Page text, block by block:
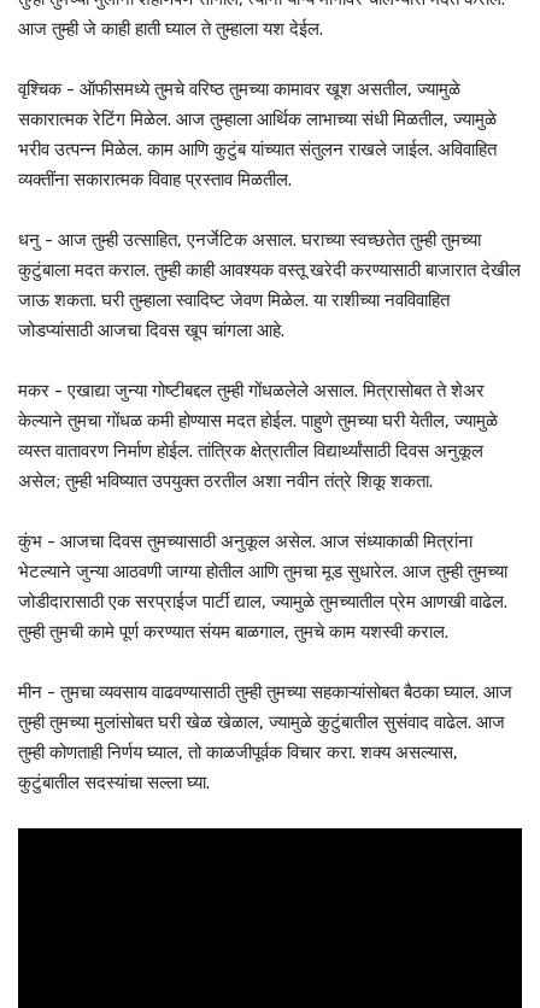
आज तुम्ही जे काही हाती घ्याल ते तुम्हाला यश देईल.
वृश्चिक - ऑफीसमध्ये तुमचे वरिष्ठ तुमच्या कामावर खूश असतील, ज्यामुळे
सकारात्मक रेटिंग मिळेल. आज तुम्हाला आर्थिक लाभाच्या संधी मिळतील, ज्यामुळे
भरीव उत्पन्न मिळेल. काम आणि कुटुंब यांच्यात संतुलन राखले जाईल. अविवाहित
व्यक्तींना सकारात्मक विवाह प्रस्ताव मिळतील.
धनु - आज तुम्ही उत्साहित, एनर्जेटिक असाल. घराच्या स्वच्छतेत तुम्ही तुमच्या
कुटुंबाला मदत कराल. तुम्ही काही आवश्यक वस्तू खरेदी करण्यासाठी बाजारात देखील
जाऊ शकता. घरी तुम्हाला स्वादिष्ट जेवण मिळेल. या राशीच्या नवविवाहित
जोडप्यांसाठी आजचा दिवस खूप चांगला आहे.
मकर - एखाद्या जुन्या गोष्टीबद्दल तुम्ही गोंधळलेले असाल. मित्रासोबत ते शेअर
केल्याने तुमचा गोंधळ कमी होण्यास मदत होईल. पाहुणे तुमच्या घरी येतील, ज्यामुळे
व्यस्त वातावरण निर्माण होईल. तांत्रिक क्षेत्रातील विद्यार्थ्यांसाठी दिवस अनुकूल
असेल; तुम्ही भविष्यात उपयुक्त ठरतील अशा नवीन तंत्रे शिकू शकता.
कुंभ - आजचा दिवस तुमच्यासाठी अनुकूल असेल. आज संध्याकाळी मित्रांना
भेटल्याने जुन्या आठवणी जाग्या होतील आणि तुमचा मूड सुधारेल. आज तुम्ही तुमच्या
जोडीदारासाठी एक सरप्राईज पार्टी द्याल, ज्यामुळे तुमच्यातील प्रेम आणखी वाढेल.
तुम्ही तुमची कामे पूर्ण करण्यात संयम बाळगाल, तुमचे काम यशस्वी कराल.
मीन - तुमचा व्यवसाय वाढवण्यासाठी तुम्ही तुमच्या सहकाऱ्यांसोबत बैठका घ्याल. आज
तुम्ही तुमच्या मुलांसोबत घरी खेळ खेळाल, ज्यामुळे कुटुंबातील सुसंवाद वाढेल. आज
तुम्ही कोणताही निर्णय घ्याल, तो काळजीपूर्वक विचार करा. शक्य असल्यास,
कुटुंबातील सदस्यांचा सल्ला घ्या.